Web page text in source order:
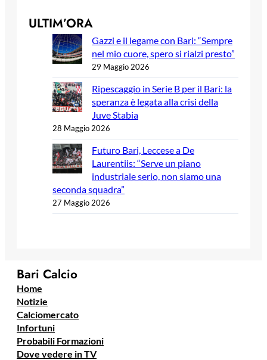
ULTIM’ORA
Gazzi e il legame con Bari: “Sempre
nel mio cuore, spero si rialzi presto”
29 Maggio 2026
Ripescaggio in Serie B per il Bari: la
speranza è legata alla crisi della
Juve Stabia
28 Maggio 2026
Futuro Bari, Leccese a De
Laurentiis: “Serve un piano
industriale serio, non siamo una
seconda squadra”
27 Maggio 2026
Bari Calcio
Home
Notizie
Calciomercato
Infortuni
Probabili Formazioni
Dove vedere in TV